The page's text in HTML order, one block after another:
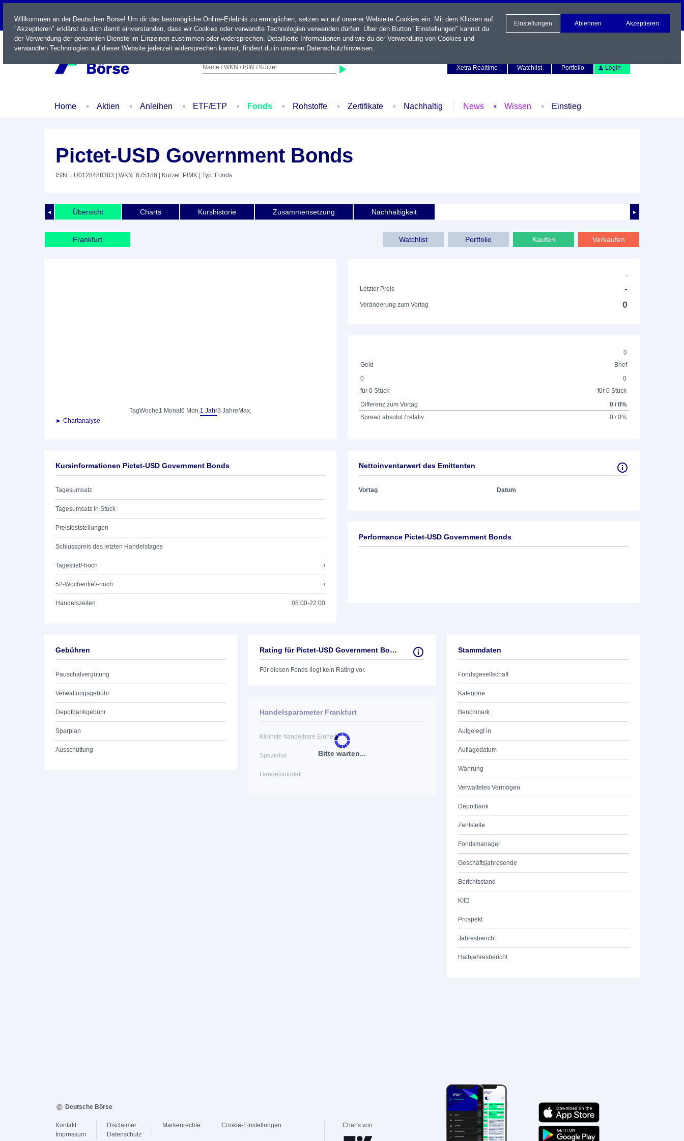
LIVE
Name / WKN / ISIN / Kürzel
Xetra Realtime
Watchlist Portfolio Login
Home Aktien Anleihen ETF/ETP Fonds Rohstoffe Zertifikate Nachhaltig News Wissen Einstieg
Pictet-USD Government Bonds
ISIN: LU0128488383 | WKN: 675186 | Kürzel: PIMK | Typ: Fonds
◄ ►
Übersicht Charts Kurshistorie Zusammensetzung Nachhaltigkeit
Frankfurt Verkaufen
Kaufen
Portfolio
Watchlist
TagWoche1 Monat6 Mon.1 Jahr3 Jahre Max.
► Chartanalyse
-
Letzter Preis
-
Veränderung zum Vortag 0
0
Geld
Brief
0
für 0 Stück
0
für 0 Stück
Differenz zum Vortag
0 / 0%
Spread absolut / relativ
0 / 0%
Kursinformationen Pictet-USD Government Bonds
Tagesumsatz
Tagesumsatz in Stück
Preisfeststellungen
Schlusspreis des letzten Handelstages
Tagestief/-hoch /
52-Wochentief/-hoch /
Handelszeiten 08:00-22:00
Nettoinventarwert des Emittenten
Vortag Datum
Performance Pictet-USD Government Bonds
Gebühren
Pauschalvergütung
Verwaltungsgebühr
Depotbankgebühr
Sparplan
Ausschüttung
Rating für Pictet-USD Government Bonds
Für diesen Fonds liegt kein Rating vor.
Bitte warten...
Handelsparameter Frankfurt
Kleinste handelbare Einheit
Spezialist
Handelsmodell
Stammdaten
Fondsgesellschaft
Kategorie
Benchmark
Aufgelegt in
Auflagedatum
Währung
Verwaltetes Vermögen
Depotbank
Zahlstelle
Fondsmanager
Geschäftsjahresende
Berichtsstand
KIID
Prospekt
Jahresbericht
Halbjahresbericht
Willkommen an der Deutschen Börse! Um dir das bestmögliche Online-Erlebnis zu ermöglichen, setzen wir auf unserer Webseite Cookies ein. Mit dem Klicken auf
"Akzeptieren" erklärst du dich damit einverstanden, dass wir Cookies oder verwandte Technologien verwenden dürfen. Über den Button "Einstellungen" kannst du
der Verwendung der genannten Dienste im Einzelnen zustimmen oder widersprechen. Detaillierte Informationen und wie du der Verwendung von Cookies und
verwandten Technologien auf dieser Website jederzeit widersprechen kannst, findest du in unseren Datenschutzhinweisen.
Einstellungen Ablehnen Akzeptieren
Deutsche Börse
Kontakt
Impressum
Disclaimer
Datenschutz
Markenrechte Cookie-Einstellungen Charts von